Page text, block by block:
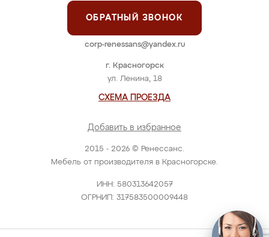
2015 - 2026 © Ренессанс.
Мебель от производителя в Красногорске.
ИНН: 580313642057
ОГРНИП: 317583500009448
г. Красногорск
ул. Ленина, 18
СХЕМА ПРОЕЗДА
Добавить в избранное
ОБРАТНЫЙ ЗВОНОК
corp-renessans@yandex.ru